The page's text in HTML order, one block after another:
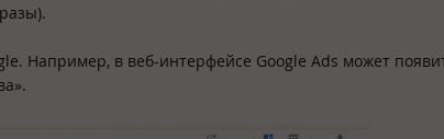
Например, в веб-интерфейсе Google Ads может